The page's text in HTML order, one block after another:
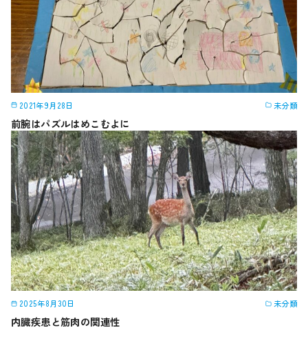
2021年9月28日 未分類
前腕はパズルはめこむよに
2025年8月30日 未分類
内臓疾患と筋肉の関連性